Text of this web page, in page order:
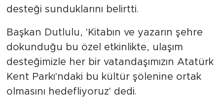
desteği sunduklarını belirtti.
Başkan Dutlulu, 'Kitabın ve yazarın şehre
dokunduğu bu özel etkinlikte, ulaşım
desteğimizle her bir vatandaşımızın Atatürk
Kent Parkı'ndaki bu kültür şölenine ortak
olmasını hedefliyoruz' dedi.